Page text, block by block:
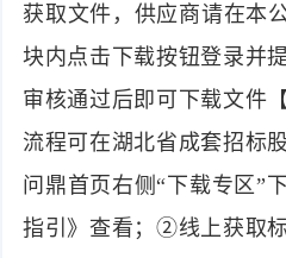
获取文件，供应商请在本
块内点击下载按钮登录并
审核通过后即可下载文件
流程可在湖北省成套招标
问鼎首页右侧“下载专区”
指引》查看；②线上获取